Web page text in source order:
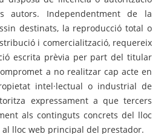
autors. Independentment de la
destinats, la reproducció total o
i comercialització, requereix
escrita prèvia per part del titular
a no realitzar cap acte en
intel·lectual o industrial de
expressament a que tercers
als continguts concrets del lloc
lloc web principal del prestador.